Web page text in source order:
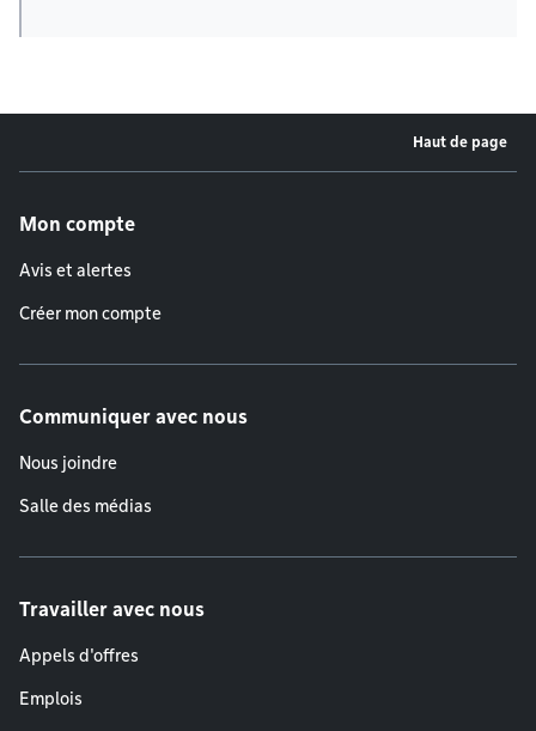
Haut de page
Mon compte
Avis et alertes
Créer mon compte
Communiquer avec nous
Nous joindre
Salle des médias
Travailler avec nous
Appels d'offres
Emplois